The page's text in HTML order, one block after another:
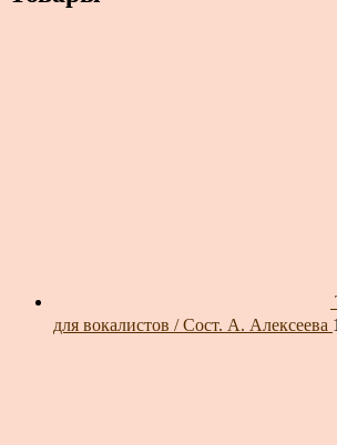
для вокалистов / Сост. А. Алексеева